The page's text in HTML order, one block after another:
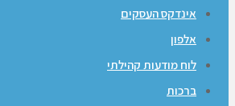
אינדקס העסקים
אלפון
לוח מודעות קהילתי
ברכות